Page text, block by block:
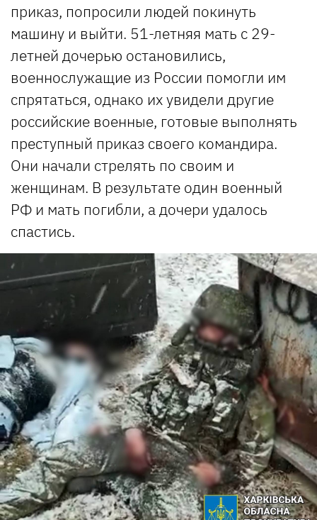
приказ, попросили людей покинуть
машину и выйти. 51-летняя мать с 29-
летней дочерью остановились,
военнослужащие из России помогли им
спрятаться, однако их увидели другие
российские военные, готовые выполнять
преступный приказ своего командира.
Они начали стрелять по своим и
женщинам. В результате один военный
РФ и мать погибли, а дочери удалось
спастись.